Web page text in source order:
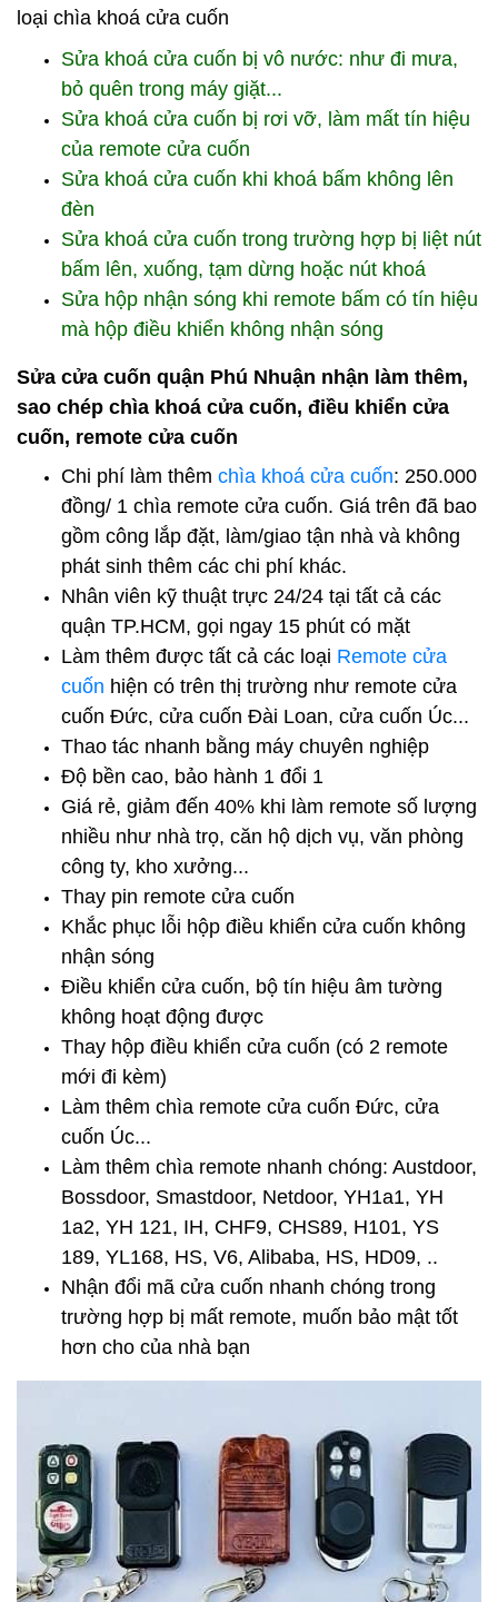
loại chìa khoá cửa cuốn
Sửa khoá cửa cuốn bị vô nước: như đi mưa,
bỏ quên trong máy giặt...
Sửa khoá cửa cuốn bị rơi vỡ, làm mất tín hiệu
của remote cửa cuốn
Sửa khoá cửa cuốn khi khoá bấm không lên
đèn
Sửa khoá cửa cuốn trong trường hợp bị liệt nút
bấm lên, xuống, tạm dừng hoặc nút khoá
Sửa hộp nhận sóng khi remote bấm có tín hiệu
mà hộp điều khiển không nhận sóng
Sửa cửa cuốn quận Phú Nhuận nhận làm thêm,
sao chép chìa khoá cửa cuốn, điều khiển cửa
cuốn, remote cửa cuốn
Chi phí làm thêm chìa khoá cửa cuốn: 250.000
đồng/ 1 chìa remote cửa cuốn. Giá trên đã bao
gồm công lắp đặt, làm/giao tận nhà và không
phát sinh thêm các chi phí khác.
Nhân viên kỹ thuật trực 24/24 tại tất cả các
quận TP.HCM, gọi ngay 15 phút có mặt
Làm thêm được tất cả các loại Remote cửa
cuốn hiện có trên thị trường như remote cửa
cuốn Đức, cửa cuốn Đài Loan, cửa cuốn Úc...
Thao tác nhanh bằng máy chuyên nghiệp
Độ bền cao, bảo hành 1 đổi 1
Giá rẻ, giảm đến 40% khi làm remote số lượng
nhiều như nhà trọ, căn hộ dịch vụ, văn phòng
công ty, kho xưởng...
Thay pin remote cửa cuốn
Khắc phục lỗi hộp điều khiển cửa cuốn không
nhận sóng
Điều khiển cửa cuốn, bộ tín hiệu âm tường
không hoạt động được
Thay hộp điều khiển cửa cuốn (có 2 remote
mới đi kèm)
Làm thêm chìa remote cửa cuốn Đức, cửa
cuốn Úc...
Làm thêm chìa remote nhanh chóng: Austdoor,
Bossdoor, Smastdoor, Netdoor, YH1a1, YH
1a2, YH 121, IH, CHF9, CHS89, H101, YS
189, YL168, HS, V6, Alibaba, HS, HD09, ..
Nhận đổi mã cửa cuốn nhanh chóng trong
trường hợp bị mất remote, muốn bảo mật tốt
hơn cho của nhà bạn